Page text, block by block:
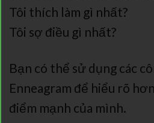
Tôi thích làm gì nhất?
Tôi sợ điều gì nhất?
Bạn có thể sử dụng các
Enneagram để hiểu rõ
điểm mạnh của mình.